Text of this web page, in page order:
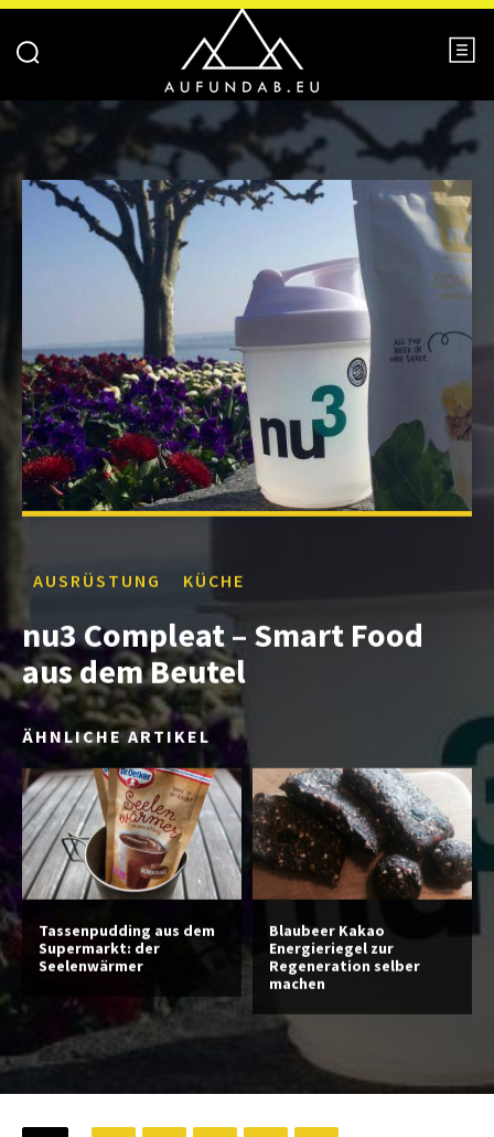
AUSRÜSTUNG KÜCHE
nu3 Compleat – Smart Food
aus dem Beutel
ÄHNLICHE ARTIKEL
Tassenpudding aus dem
Supermarkt: der
Seelenwärmer
Blaubeer Kakao
Energieriegel zur
Regeneration selber
machen